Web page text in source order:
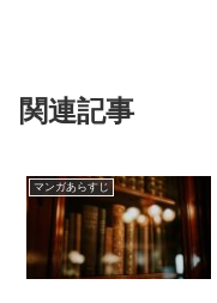
関連記事
マンガあらすじ